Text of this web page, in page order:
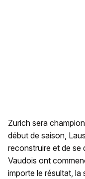
Zurich sera
début de saison,
reconstruire et de se
Vaudois ont
importe le résultat, la